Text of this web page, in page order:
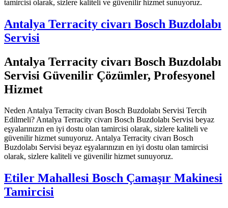
tamircisi olarak, sizlere kaliteli ve güvenilir hizmet sunuyoruz.
Antalya Terracity civarı Bosch Buzdolabı
Servisi
Antalya Terracity civarı Bosch Buzdolabı
Servisi Güvenilir Çözümler, Profesyonel
Hizmet
Neden Antalya Terracity civarı Bosch Buzdolabı Servisi Tercih
Edilmeli? Antalya Terracity civarı Bosch Buzdolabı Servisi beyaz
eşyalarınızın en iyi dostu olan tamircisi olarak, sizlere kaliteli ve
güvenilir hizmet sunuyoruz. Antalya Terracity civarı Bosch
Buzdolabı Servisi beyaz eşyalarınızın en iyi dostu olan tamircisi
olarak, sizlere kaliteli ve güvenilir hizmet sunuyoruz.
Etiler Mahallesi Bosch Çamaşır Makinesi
Tamircisi